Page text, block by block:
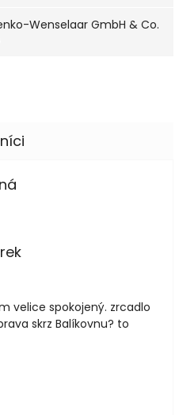
Wenselaar GmbH & Co.
velice spokojený. zrcadlo
skrz Balíkovnu? to